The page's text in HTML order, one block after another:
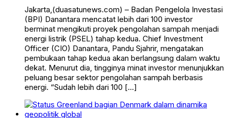
Jakarta,(duasatunews.com) – Badan Pengelola Investasi
(BPI) Danantara mencatat lebih dari 100 investor
berminat mengikuti proyek pengolahan sampah menjadi
energi listrik (PSEL) tahap kedua. Chief Investment
Officer (CIO) Danantara, Pandu Sjahrir, mengatakan
pembukaan tahap kedua akan berlangsung dalam waktu
dekat. Menurut dia, tingginya minat investor menunjukkan
peluang besar sektor pengolahan sampah berbasis
energi. “Sudah lebih dari 100 […]